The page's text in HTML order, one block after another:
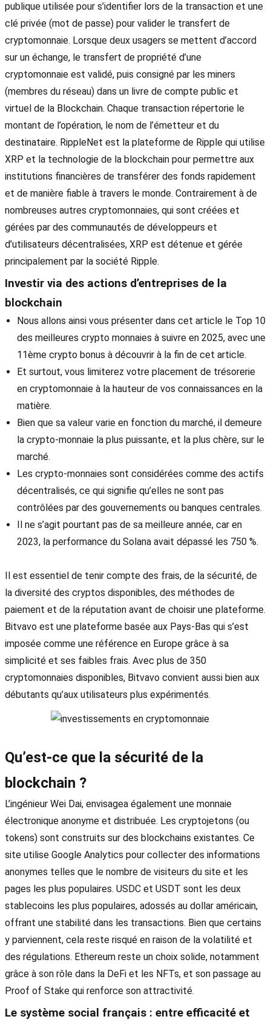
publique utilisée pour s’identifier lors de la transaction et une
clé privée (mot de passe) pour valider le transfert de
cryptomonnaie. Lorsque deux usagers se mettent d’accord
sur un échange, le transfert de propriété d’une
cryptomonnaie est validé, puis consigné par les miners
(membres du réseau) dans un livre de compte public et
virtuel de la Blockchain. Chaque transaction répertorie le
montant de l’opération, le nom de l’émetteur et du
destinataire. RippleNet est la plateforme de Ripple qui utilise
XRP et la technologie de la blockchain pour permettre aux
institutions financières de transférer des fonds rapidement
et de manière fiable à travers le monde. Contrairement à de
nombreuses autres cryptomonnaies, qui sont créées et
gérées par des communautés de développeurs et
d’utilisateurs décentralisées, XRP est détenue et gérée
principalement par la société Ripple.
Investir via des actions d’entreprises de la
blockchain
Nous allons ainsi vous présenter dans cet article le Top 10
des meilleures crypto monnaies à suivre en 2025, avec une
11ème crypto bonus à découvrir à la fin de cet article.
Et surtout, vous limiterez votre placement de trésorerie
en cryptomonnaie à la hauteur de vos connaissances en la
matière.
Bien que sa valeur varie en fonction du marché, il demeure
la crypto-monnaie la plus puissante, et la plus chère, sur le
marché.
Les crypto-monnaies sont considérées comme des actifs
décentralisés, ce qui signifie qu’elles ne sont pas
contrôlées par des gouvernements ou banques centrales.
Il ne s’agit pourtant pas de sa meilleure année, car en
2023, la performance du Solana avait dépassé les 750 %.
Il est essentiel de tenir compte des frais, de la sécurité, de
la diversité des cryptos disponibles, des méthodes de
paiement et de la réputation avant de choisir une plateforme.
Bitvavo est une plateforme basée aux Pays-Bas qui s’est
imposée comme une référence en Europe grâce à sa
simplicité et ses faibles frais. Avec plus de 350
cryptomonnaies disponibles, Bitvavo convient aussi bien aux
débutants qu’aux utilisateurs plus expérimentés.
Qu’est-ce que la sécurité de la
blockchain ?
L’ingénieur Wei Dai, envisagea également une monnaie
électronique anonyme et distribuée. Les cryptojetons (ou
tokens) sont construits sur des blockchains existantes. Ce
site utilise Google Analytics pour collecter des informations
anonymes telles que le nombre de visiteurs du site et les
pages les plus populaires. USDC et USDT sont les deux
stablecoins les plus populaires, adossés au dollar américain,
offrant une stabilité dans les transactions. Bien que certains
y parviennent, cela reste risqué en raison de la volatilité et
des régulations. Ethereum reste un choix solide, notamment
grâce à son rôle dans la DeFi et les NFTs, et son passage au
Proof of Stake qui renforce son attractivité.
Le système social français : entre efficacité et